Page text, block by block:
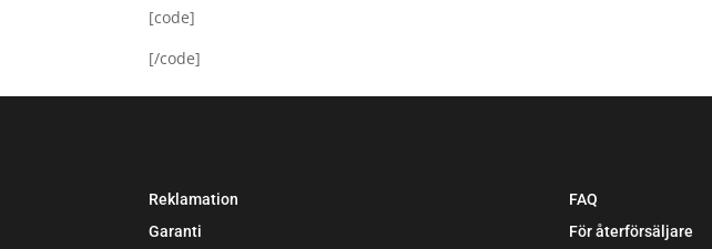
[code]
[/code]
Reklamation
Garanti
FAQ
För återförsäljare